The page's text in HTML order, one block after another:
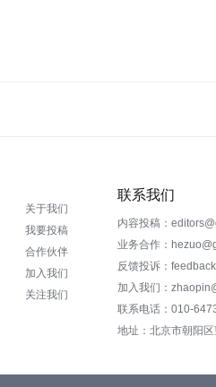
关于我们
我要投稿
合作伙伴
加入我们
关注我们
联系我们
内容投稿：
业务合作：
反馈投诉：
加入我们：
联系电话：010-
地址：北京市朝阳